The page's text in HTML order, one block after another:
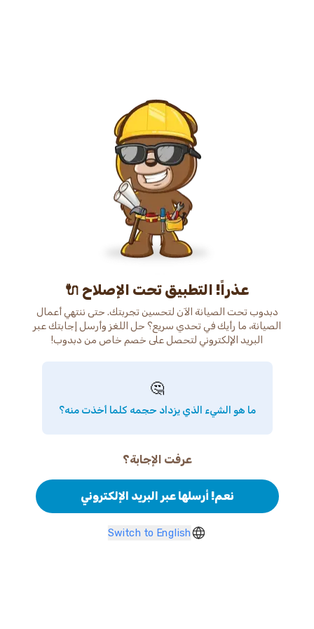
عذراً! التطبيق تحت الإصلاح 🔌
دبدوب تحت الصيانة الآن لتحسين تجربتك. حتى ننتهي أعمال
الصيانة، ما رأيك في تحدي سريع؟ حل اللغز وأرسل إجابتك عبر
البريد الإلكتروني لتحصل على خصم خاص من دبدوب!
🤔
ما هو الشيء الذي يزداد حجمه كلما أخذت منه؟
عرفت الإجابة؟
نعم! أرسلها عبر البريد الإلكتروني
Switch to English